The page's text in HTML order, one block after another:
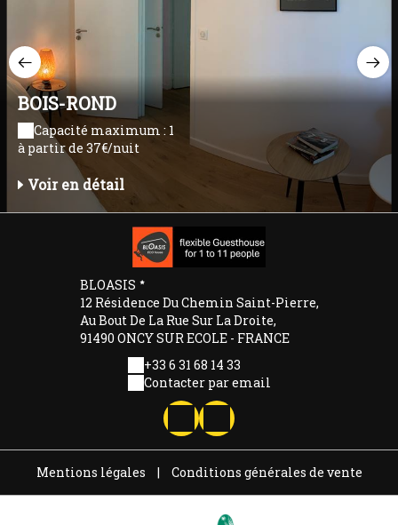
BOIS-ROND
Capacité maximum : 1
à partir de 37€/nuit
Voir en détail
BLOASIS
12 Résidence Du Chemin Saint-Pierre,
Au Bout De La Rue Sur La Droite,
91490 ONCY SUR ECOLE - FRANCE
+33 6 31 68 14 33
Contacter par email
Mentions légales | Conditions générales de vente